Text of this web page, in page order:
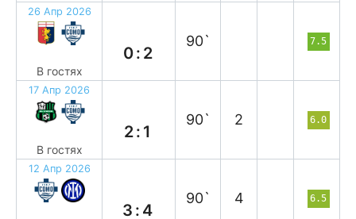
26 Апр 2026
В гостях
0:2
90` 7.5
17 Апр 2026
В гостях
2:1
90` 2 6.0
12 Апр 2026
3:4
90` 4 6.5